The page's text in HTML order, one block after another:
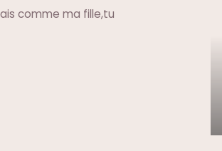
comme ma fille,tu